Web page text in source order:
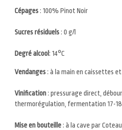
Cépages: 100% Pinot Noir
Sucres résiduels: 0 g/l
Degré alcool: 14°C
Vendanges: à la main en caissettes
Vinification: pressurage direct,
thermorégulation, fermentation 17-
Mise en bouteille: à la cave par